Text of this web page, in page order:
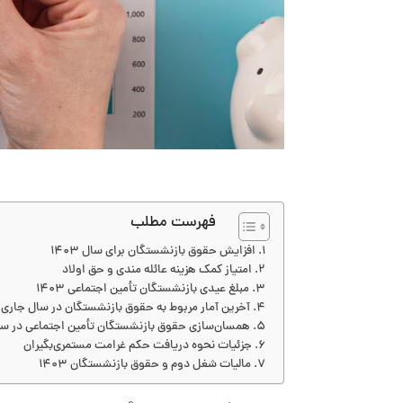
فهرست مطلب
افزایش حقوق بازنشستگان برای سال 1403
امتیاز کمک هزینه عائله ‌مندی و حق اولاد
مبلغ عیدی بازنشستگان تأمین اجتماعی 1403
آخرین آمار مربوط به حقوق بازنشستگان در سال جاری
همسان‌سازی حقوق بازنشستگان تأمین اجتماعی در سال
جزئیات نحوه دریافت حکم غرامت مستمری‌بگیران
مالیات شغل دوم و حقوق بازنشستگان 1403